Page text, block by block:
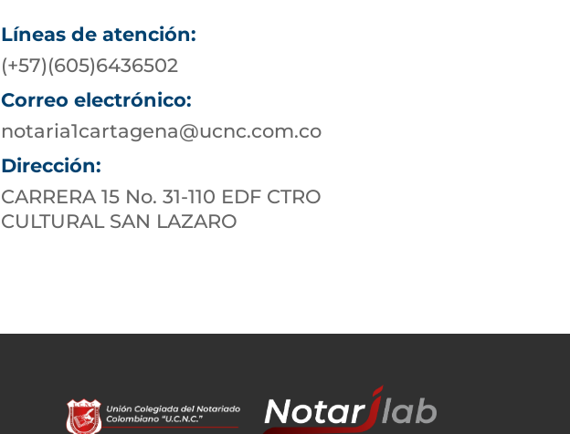
Líneas de atención:
(+57)(605)6436502
Correo electrónico:
notaria1cartagena@ucnc.com.co
Dirección:
CARRERA 15 No. 31-110 EDF CTRO
CULTURAL SAN LAZARO